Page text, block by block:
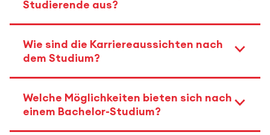
Studierende aus?
Wie sind die Karriereaussichten nach
dem Studium?
Welche Möglichkeiten bieten sich nach
einem Bachelor-Studium?